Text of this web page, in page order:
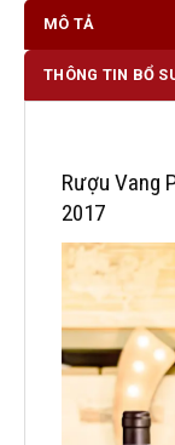
MÔ TẢ
THÔNG TIN BỔ
Rượu Vang
2017